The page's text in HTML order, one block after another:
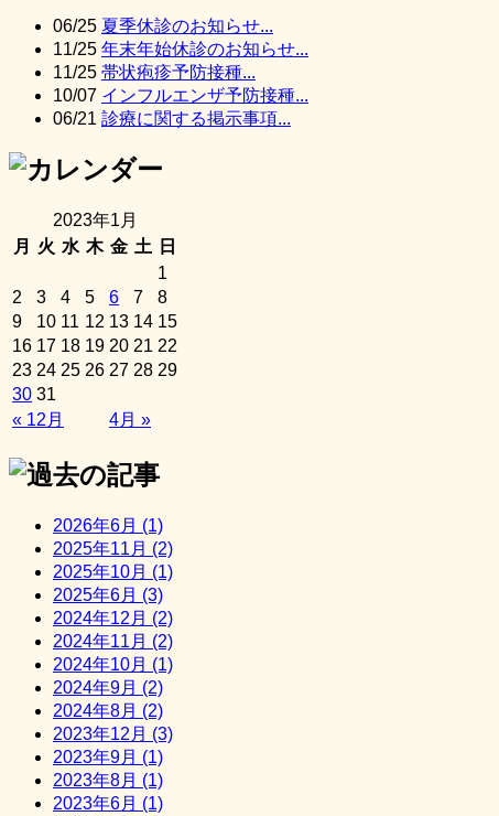
06/25 夏季休診のお知らせ...
11/25 年末年始休診のお知らせ...
11/25 帯状疱疹予防接種...
10/07 インフルエンザ予防接種...
06/21 診療に関する掲示事項...
2023年1月
月
火 水 木 金 土 日
« 12月 4月 »
1
2
3 4 5 6 7
8
9
10 11 12 13 14 15
16 17 18 19 20 21 22
23 24 25 26 27 28 29
30 31
2026年6月 (1)
2025年11月 (2)
2025年10月 (1)
2025年6月 (3)
2024年12月 (2)
2024年11月 (2)
2024年10月 (1)
2024年9月 (2)
2024年8月 (2)
2023年12月 (3)
2023年9月 (1)
2023年8月 (1)
2023年6月 (1)